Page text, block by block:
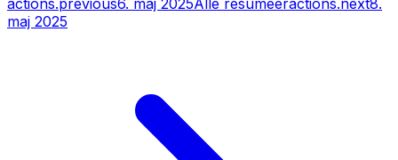
maj 2025